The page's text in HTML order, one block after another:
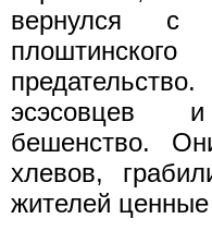
вернулся
эсэсовцев
бешенство.
хлевов,
жителей